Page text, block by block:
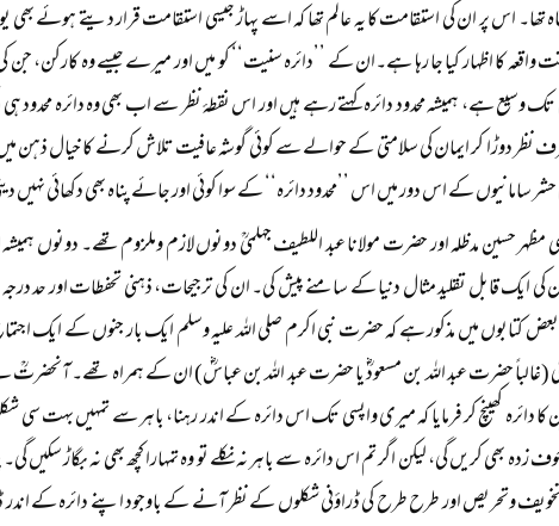
اس پر ان کی استقامت کا یہ عالم تھا کہ اسے پہاڑ جیسی استقامت قرار دیتے ہوئے بھی یوں
واقعہ کا اظہار کیا جا رہا ہے۔ان کے ’’دائرہ سنیت‘‘ کو میں اور میرے جیسے وہ کارکن،
ہے، ہمیشہ محدود دائرہ کہتے رہے ہیں اور اس نقطۂ نظر سے اب بھی وہ دائرہ محدود ہی
دوڑا کر ایمان کی سلامتی کے حوالے سے کوئی گوشہ عافیت تلاش کرنے کا خیال ذہن
سامانیوں کے اس دور میں اس ’’محدود دائرہ‘‘ کے سوا کوئی اور جائے پناہ بھی دکھائی نہیں
مظہر حسین مدظلہ اور حضرت مولانا عبد اللطیف جہلمیؒ دونوں لازم وملزوم تھے۔ دونوں
کی ایک قابل تقلید مثال دنیا کے سامنے پیش کی۔ ان کی ترجیحات، ذہنی تحفطات اور حد درجہ
کتابوں میں مذکور ہے کہ حضرت نبی اکرم صلی اللہ علیہ وسلم ایک بار جنوں کے
حضرت عبد اللہ بن مسعودؓ یا حضرت عبد اللہ بن عباسؓ) ان کے ہمراہ تھے۔ آنحضرتؒ
دائرہ کھینچ کر فرمایا کہ میری واپسی تک اس دائرہ کے اندر رہنا، باہر سے تمہیں بہت سی
زدہ بھی کریں گی، لیکن اگر تم اس دائرہ سے باہر نہ نکلے تو وہ تمہارا کچھ بھی نہ بگاڑ سکیں
وتحریص اور طرح طرح کی ڈراؤنی شکلوں کے نظر آنے کے باوجود اپنے دائرہ کے